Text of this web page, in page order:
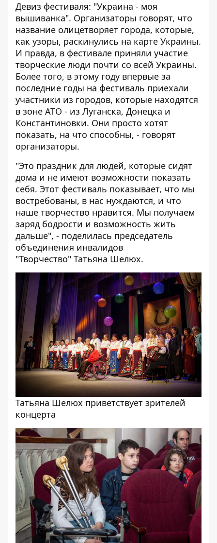
Девиз фестиваля: "Украина - моя
вышиванка". Организаторы говорят, что
название олицетворяет города, которые,
как узоры, раскинулись на карте Украины.
И правда, в фестивале приняли участие
творческие люди почти со всей Украины.
Более того, в этому году впервые за
последние годы на фестиваль приехали
участники из городов, которые находятся
в зоне АТО - из Луганска, Донецка и
Константиновки. Они просто хотят
показать, на что способны, - говорят
организаторы.
"Это праздник для людей, которые сидят
дома и не имеют возможности показать
себя. Этот фестиваль показывает, что мы
востребованы, в нас нуждаются, и что
наше творчество нравится. Мы получаем
заряд бодрости и возможность жить
дальше", - поделилась председатель
объединения инвалидов
"Творчество" Татьяна Шелюх.
Татьяна Шелюх приветствует зрителей
концерта